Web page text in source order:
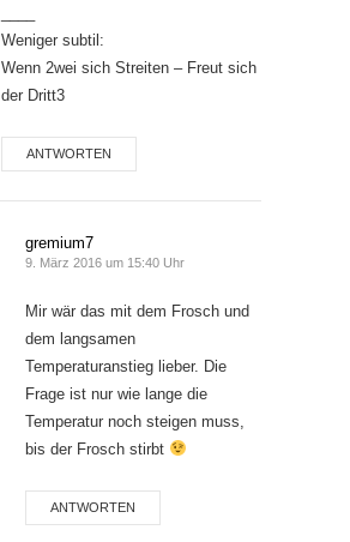
Weniger subtil:
Wenn 2wei sich Streiten – Freut sich
der Dritt3
ANTWORTEN
gremium7
9. März 2016 um 15:40 Uhr
Mir wär das mit dem Frosch und
dem langsamen
Temperaturanstieg lieber. Die
Frage ist nur wie lange die
Temperatur noch steigen muss,
bis der Frosch stirbt
ANTWORTEN